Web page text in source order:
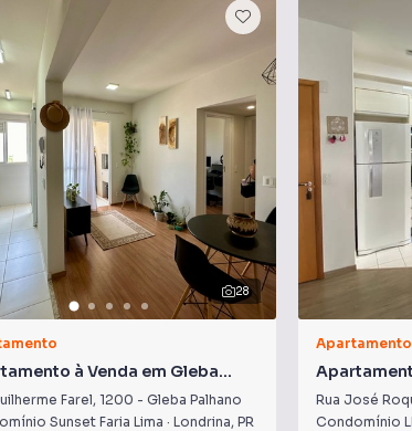
28
à Venda em Gleba
Farel, 1200 - Gleba Palhano
Sunset Faria Lima · Londrina, PR
Apartamento
Bonita
Rua José
Condomínio